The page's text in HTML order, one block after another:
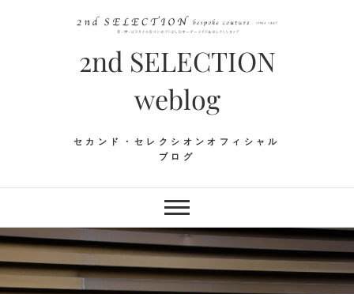
2nd SELECTION
weblog
セカンド・セレクシオンオフィシャル
ブログ